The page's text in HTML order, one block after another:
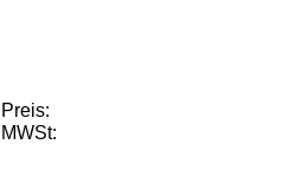
Preis:
MWSt: